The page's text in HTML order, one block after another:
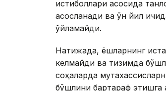
истиқболлари асосида
асосланади ва ўн йил
ўйламайди.
Натижада, ёшларнинг
келмайди ва тизимда
соҳаларда
бўшлиқни бартараф этишга